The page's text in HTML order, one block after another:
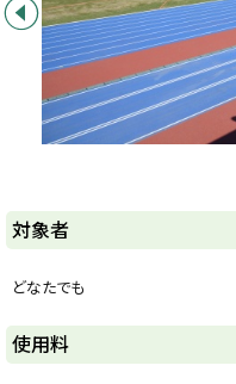
前へ
ト
ッ
プ
戻
る
対象者
どなたでも
ト
ッ
使用料